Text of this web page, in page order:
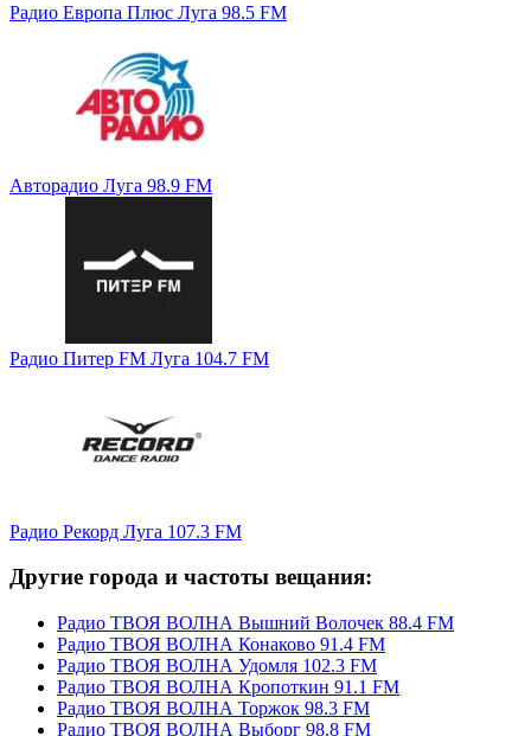
Радио Европа Плюс Луга 98.5 FM
Авторадио Луга 98.9 FM
Радио Питер FM Луга 104.7 FM
Радио Рекорд Луга 107.3 FM
Другие города и частоты вещания:
Радио ТВОЯ ВОЛНА Вышний Волочек 88.4 FM
Радио ТВОЯ ВОЛНА Конаково 91.4 FM
Радио ТВОЯ ВОЛНА Удомля 102.3 FM
Радио ТВОЯ ВОЛНА Кропоткин 91.1 FM
Радио ТВОЯ ВОЛНА Торжок 98.3 FM
Радио ТВОЯ ВОЛНА Выборг 98.8 FM